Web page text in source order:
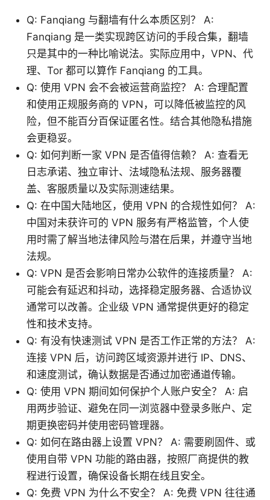
Q: Fanqiang 与翻墙有什么本质区别？ A:
Fanqiang 是一类实现跨区访问的手段合集，翻墙
只是其中的一种比喻说法。实际应用中，VPN、代
理、Tor 都可以算作 Fanqiang 的工具。
Q: 使用 VPN 会不会被运营商监控？ A: 合理配置
和使用正规服务商的 VPN，可以降低被监控的风
险，但不能百分百保证匿名性。结合其他隐私措施
会更稳妥。
Q: 如何判断一家 VPN 是否值得信赖？ A: 查看无
日志承诺、独立审计、法域隐私法规、服务器覆
盖、客服质量以及实际测速结果。
Q: 在中国大陆地区，使用 VPN 的合规性如何？ A:
中国对未获许可的 VPN 服务有严格监管，个人使
用时需了解当地法律风险与潜在后果，并遵守当地
法规。
Q: VPN 是否会影响日常办公软件的连接质量？ A:
可能会有延迟和抖动，选择稳定服务器、合适协议
通常可以改善。企业级 VPN 通常提供更好的稳定
性和技术支持。
Q: 有没有快速测试 VPN 是否工作正常的方法？ A:
连接 VPN 后，访问跨区域资源并进行 IP、DNS、
和速度测试，确认数据是否通过加密通道传输。
Q: 使用 VPN 期间如何保护个人账户安全？ A: 启
用两步验证、避免在同一浏览器中登录多账户、定
期更换密码并使用密码管理器。
Q: 如何在路由器上设置 VPN？ A: 需要刷固件、或
使用自带 VPN 功能的路由器，按照厂商提供的教
程进行设置，确保设备长期在线且安全。
Q: 免费 VPN 为什么不安全？ A: 免费 VPN 往往通